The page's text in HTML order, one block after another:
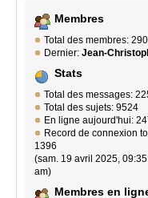
Membres
Total des membres:
Dernier: Jean-
Stats
Total des messages:
Total des sujets: 9524
En ligne aujourd'hui:
Record de connexion
1396
(sam. 19 avril 2025,
am)
Membres en